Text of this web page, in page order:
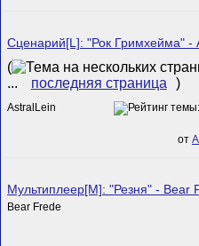
Сценарий[L]: "Рок Гримхейма" -
(
...
последняя страница )
AstralLein
от
Мультиплеер[M]: "Резня" - Bear
Bear Frede